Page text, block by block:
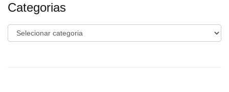
Categorias
Categorias